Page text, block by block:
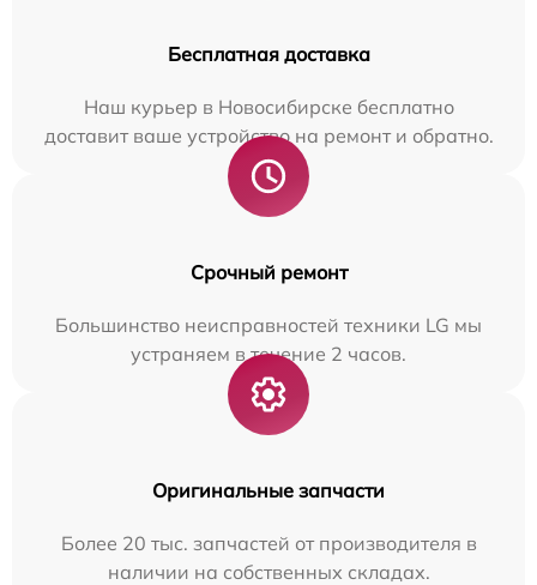
Бесплатная доставка
Наш курьер в Новосибирске бесплатно
доставит ваше устройство на ремонт и обратно.
Срочный ремонт
Большинство неисправностей техники LG мы
устраняем в течение 2 часов.
Оригинальные запчасти
Более 20 тыс. запчастей от производителя в
наличии на собственных складах.